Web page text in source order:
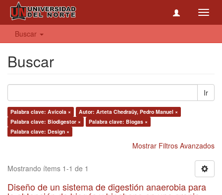
Buscar
Buscar
Ir
Palabra clave: Avícola ×
Autor: Arteta Chedraüy, Pedro Manuel ×
Palabra clave: Biodigestor ×
Palabra clave: Biogas ×
Palabra clave: Design ×
Mostrar Filtros Avanzados
Mostrando ítems 1-1 de 1
Diseño de un sistema de digestión anaerobia para